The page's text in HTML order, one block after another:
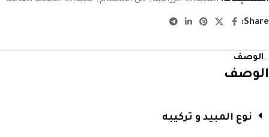
Share:
الوصف
الوصف
نوع المبيد و تركيبه